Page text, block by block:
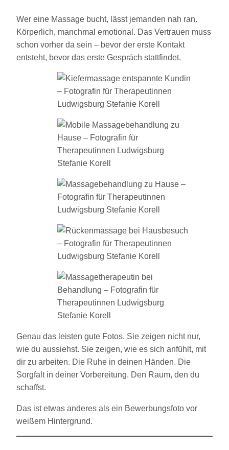
Wer eine Massage bucht, lässt jemanden nah ran.
Körperlich, manchmal emotional. Das Vertrauen muss
schon vorher da sein – bevor der erste Kontakt
entsteht, bevor das erste Gespräch stattfindet.
Genau das leisten gute Fotos. Sie zeigen nicht nur,
wie du aussiehst. Sie zeigen, wie es sich anfühlt, mit
dir zu arbeiten. Die Ruhe in deinen Händen. Die
Sorgfalt in deiner Vorbereitung. Den Raum, den du
schaffst.
Das ist etwas anderes als ein Bewerbungsfoto vor
weißem Hintergrund.